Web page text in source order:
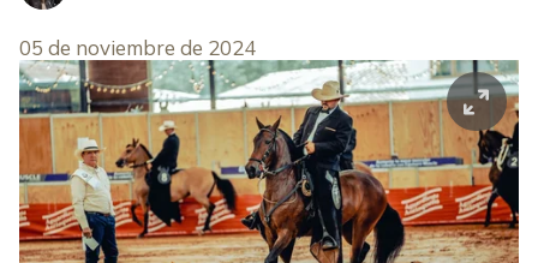
05 de noviembre de 2024